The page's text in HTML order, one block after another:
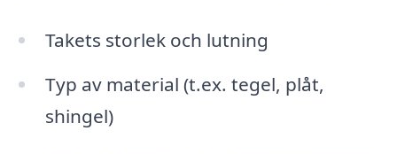
Takets storlek och lutning
Typ av material (t.ex. tegel, plåt,
shingel)